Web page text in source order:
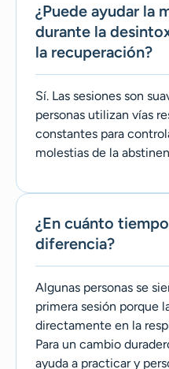
¿Puede ayudar la
durante la
la recuperación?
Sí. Las sesiones son
personas utilizan vías
constantes para
molestias de la
¿En cuánto
diferencia?
Algunas personas se
primera sesión porque
directamente en la
Para un cambio
ayuda a practicar y